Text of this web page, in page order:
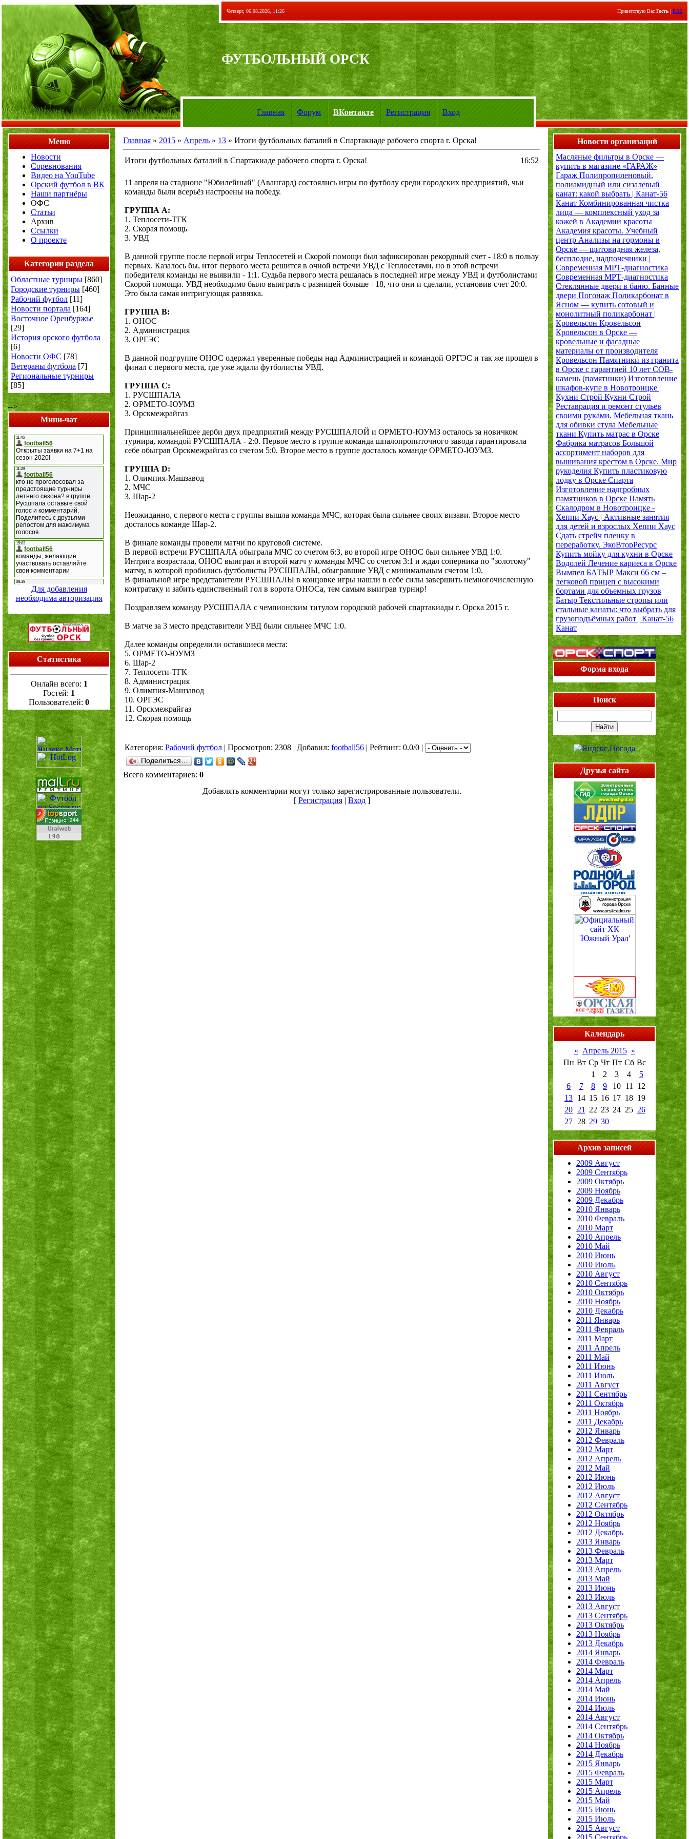
Четверг, 06.08.2026, 11:26 Приветствую Вас Гость | RSS
ФУТБОЛЬНЫЙ ОРСК
Главная Форум ВКонтакте Регистрация Вход
Меню
Новости
Соревнования
Видео на YouTube
Орский футбол в ВК
Наши партнёры
ОФС
Статьи
Архив
Ссылки
О проекте
Категории раздела
Областные турниры [860]
Городские турниры [460]
Рабочий футбол [11]
Новости портала [164]
Восточное Оренбуржье
[29]
История орского футбола
[6]
Новости ОФС [78]
Ветераны футбола [7]
Региональные турниры
[85]
-->
Мини-чат
Для добавления
необходима авторизация
Статистика
Онлайн всего: 1
Гостей: 1
Пользователей: 0
Главная » 2015 » Апрель » 13 » Итоги футбольных баталий в Спартакиаде рабочего спорта г. Орска!
Итоги футбольных баталий в Спартакиаде рабочего спорта г. Орска! 16:52
11 апреля на стадионе "Юбилейный" (Авангард) состоялись игры по футболу среди городских предприятий, чьи
команды были всерьёз настроены на победу.
ГРУППА А:
1. Теплосети-ТГК
2. Скорая помощь
3. УВД
В данной группе после первой игры Теплосетей и Скорой помощи был зафиксирован рекордный счет - 18:0 в пользу
первых. Казалось бы, итог первого места решится в очной встречи УВД с Теплосетями, но в этой встречи
победителя команды не выявили - 1:1. Судьба первого места решалась в последней игре между УВД и футболистами
Скорой помощи. УВД необходимо было выиграть с разницей больше +18, что они и сделали, установив счет 20:0.
Это была самая интригующая развязка.
ГРУППА В:
1. ОНОС
2. Администрация
3. ОРГЭС
В данной подгруппе ОНОС одержал уверенные победы над Администрацией и командой ОРГЭС и так же прошел в
финал с первого места, где уже ждали футболисты УВД.
ГРУППА С:
1. РУСШПАЛА
2. ОРМЕТО-ЮУМЗ
3. Орскмежрайгаз
Принципиальнейшее дерби двух предприятий между РУСШПАЛОЙ и ОРМЕТО-ЮУМЗ осталось за новичком
турнира, командой РУСШПАЛА - 2:0. Первое место в группе команда шпалопропиточного завода гарантировала
себе обыграв Орскмежрайгаз со счетом 5:0. Второе место в группе досталось команде ОРМЕТО-ЮУМЗ.
ГРУППА D:
1. Олимпия-Машзавод
2. МЧС
3. Шар-2
Неожиданно, с первого места с группы вышла команда МЧС, которая была сильнее своих визави. Второе место
досталось команде Шар-2.
В финале команды провели матчи по круговой системе.
В первой встречи РУСШПАЛА обыграла МЧС со счетом 6:3, во второй игре ОНОС был сильнее УВД 1:0.
Интрига возрастала, ОНОС выиграл и второй матч у команды МЧС со счетом 3:1 и ждал соперника по "золотому"
матчу, в которой пробились футболисты РУСШПАЛЫ, обыгравшие УВД с минимальным счетом 1:0.
В финальной игре представители РУСШПАЛЫ в концовке игры нашли в себе силы завершить немногочисленную
контратаку и забить единственный гол в ворота ОНОСа, тем самым выиграв турнир!
Поздравляем команду РУСШПАЛА с чемпионским титулом городской рабочей спартакиады г. Орска 2015 г.
В матче за 3 место представители УВД были сильнее МЧС 1:0.
Далее команды определили оставшиеся места:
5. ОРМЕТО-ЮУМЗ
6. Шар-2
7. Теплосети-ТГК
8. Администрация
9. Олимпия-Машзавод
10. ОРГЭС
11. Орскмежрайгаз
12. Скорая помощь
Категория: Рабочий футбол | Просмотров: 2308 | Добавил: football56 | Рейтинг: 0.0/0 |
Поделиться…
Всего комментариев: 0
Добавлять комментарии могут только зарегистрированные пользователи.
[ Регистрация| Вход]
Новости организаций
Масляные фильтры в Орске —
купить в магазине «ГАРАЖ»
Гараж Полипропиленовый,
полиамидный или сизалевый
канат: какой выбрать | Канат-56
Канат Комбинированная чистка
лица — комплексный уход за
кожей в Академии красоты
Академия красоты. Учебный
центр Анализы на гормоны в
Орске — щитовидная железа,
бесплодие, надпочечники |
Современная МРТ-диагностика
Современная МРТ-диагностика
Стеклянные двери в баню. Банные
двери Погонаж Поликарбонат в
Ясном — купить сотовый и
монолитный поликарбонат |
Кровельсон Кровельсон
Кровельсон в Орске —
кровельные и фасадные
материалы от производителя
Кровельсон Памятники из гранита
в Орске с гарантией 10 лет СОВ-
камень (памятники) Изготовление
шкафов-купе в Новотроицке |
Кухни Строй Кухни Строй
Реставрация и ремонт стульев
своими руками. Мебельная ткань
для обивки стула Мебельные
ткани Купить матрас в Орске
Фабрика матрасов Большой
ассортимент наборов для
вышивания крестом в Орске. Мир
рукоделия Купить пластиковую
лодку в Орске Спарта
Изготовление надгробных
памятников в Орске Память
Скалодром в Новотроицке -
Хеппи Хаус | Активные занятия
для детей и взрослых Хеппи Хаус
Сдать стрейч пленку в
переработку. ЭкоВторРесурс
Купить мойку для кухни в Орске
Водолей Лечение кариеса в Орске
Вымпел БАТЫР Макси 66 см –
легковой прицеп с высокими
бортами для объемных грузов
Батыр Текстильные стропы или
стальные канаты: что выбрать для
грузоподъёмных работ | Канат-56
Канат
Форма входа
Поиск
Друзья сайта
Календарь
« Апрель 2015 »
Пн Вт Ср Чт Пт Сб Вс
1
2 3 4
5
6
7 8 9 10 11
12
13 14 15 16 17 18 19
20 21 22 23 24 25 26
27 28 29 30
Архив записей
2009 Август
2009 Сентябрь
2009 Октябрь
2009 Ноябрь
2009 Декабрь
2010 Январь
2010 Февраль
2010 Март
2010 Апрель
2010 Май
2010 Июнь
2010 Июль
2010 Август
2010 Сентябрь
2010 Октябрь
2010 Ноябрь
2010 Декабрь
2011 Январь
2011 Февраль
2011 Март
2011 Апрель
2011 Май
2011 Июнь
2011 Июль
2011 Август
2011 Сентябрь
2011 Октябрь
2011 Ноябрь
2011 Декабрь
2012 Январь
2012 Февраль
2012 Март
2012 Апрель
2012 Май
2012 Июнь
2012 Июль
2012 Август
2012 Сентябрь
2012 Октябрь
2012 Ноябрь
2012 Декабрь
2013 Январь
2013 Февраль
2013 Март
2013 Апрель
2013 Май
2013 Июнь
2013 Июль
2013 Август
2013 Сентябрь
2013 Октябрь
2013 Ноябрь
2013 Декабрь
2014 Январь
2014 Февраль
2014 Март
2014 Апрель
2014 Май
2014 Июнь
2014 Июль
2014 Август
2014 Сентябрь
2014 Октябрь
2014 Ноябрь
2014 Декабрь
2015 Январь
2015 Февраль
2015 Март
2015 Апрель
2015 Май
2015 Июнь
2015 Июль
2015 Август